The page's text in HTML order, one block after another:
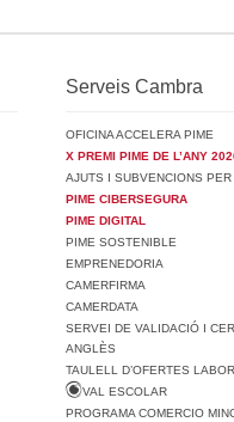
Serveis Cambra
OFICINA ACCELERA PIME
X PREMI PIME DE L’ANY
AJUTS I SUBVENCIONS PER
PIME CIBERSEGURA
PIME DIGITAL
PIME SOSTENIBLE
EMPRENEDORIA
CAMERFIRMA
CAMERDATA
SERVEI DE VALIDACIÓ I
ANGLÈS
TAULELL D’OFERTES
VAL ESCOLAR
PROGRAMA COMERCIO